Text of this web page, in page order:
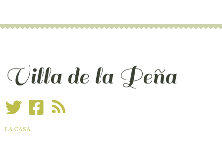
Villa de la Peña
LA CASA